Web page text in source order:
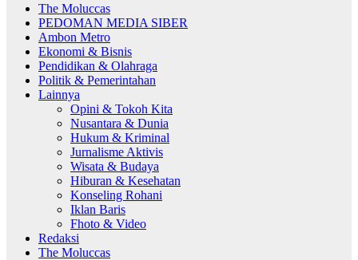
The Moluccas
PEDOMAN MEDIA SIBER
Ambon Metro
Ekonomi & Bisnis
Pendidikan & Olahraga
Politik & Pemerintahan
Lainnya
Opini & Tokoh Kita
Nusantara & Dunia
Hukum & Kriminal
Jurnalisme Aktivis
Wisata & Budaya
Hiburan & Kesehatan
Konseling Rohani
Iklan Baris
Fhoto & Video
Redaksi
The Moluccas